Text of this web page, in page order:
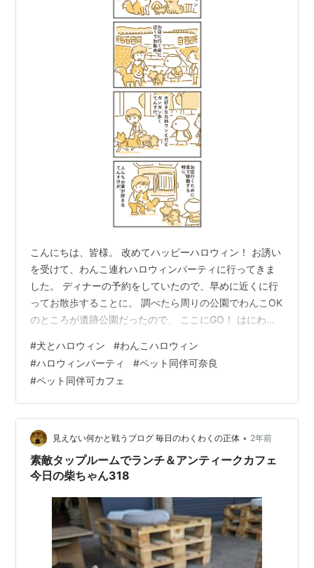
こんにちは、皆様。 改めてハッピーハロウィン！ お誘い
を受けて、わんこ連れハロウィンパーティに行ってきま
した。 ディナーの予約をしていたので、早めに近くに行
ってお散歩することに。 調べたら周りの公園でわんこOK
のところが遺跡公園だったので、 ここにGO！ はにわー
周りをお散歩してきました。 歩くかなーと思ったんです
が、大好きなお姉わんと一緒だったので ウキウキで歩い
てくれて、小一時間はお散歩出来ました。 程よい時間に
なったので、お店まで移動しようと車に戻ったら、 人ん
ちの車が大好きなてんすけが、お姉わんの車に乗せて乗
せてとせがむ。 まあ毎回…
#犬とハロウィン #わんこハロウィン
#ハロウィンパーティ #ペット同伴可奈良
#ペット同伴可カフェ
見えない何かと戦うブログ 毎日のわくわくの正体 • 2年前
素敵タップルームでランチ＆アンティークカフェ
今日の柴ちゃん318